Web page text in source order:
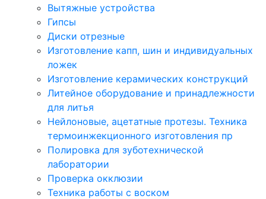
Вытяжные устройства
Гипсы
Диски отрезные
Изготовление капп, шин и индивидуальных
ложек
Изготовление керамических конструкций
Литейное оборудование и принадлежности
для литья
Нейлоновые, ацетатные протезы. Техника
термоинжекционного изготовления пр
Полировка для зуботехнической
лаборатории
Проверка окклюзии
Техника работы с воском